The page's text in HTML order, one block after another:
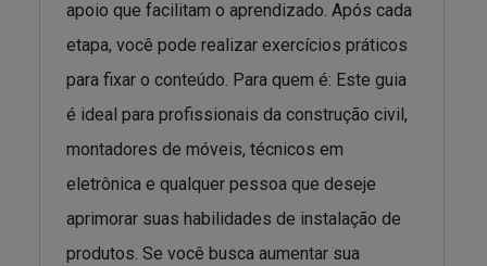
apoio que facilitam o aprendizado. Após cada
etapa, você pode realizar exercícios práticos
para fixar o conteúdo. Para quem é: Este guia
é ideal para profissionais da construção civil,
montadores de móveis, técnicos em
eletrônica e qualquer pessoa que deseje
aprimorar suas habilidades de instalação de
produtos. Se você busca aumentar sua